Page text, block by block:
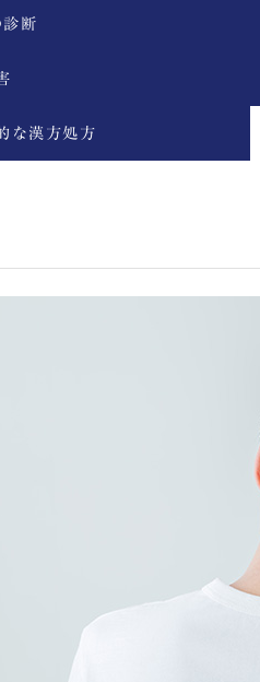
断
な漢方処方